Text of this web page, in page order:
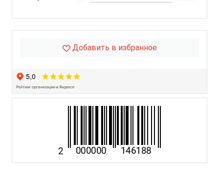
Добавить в избранное